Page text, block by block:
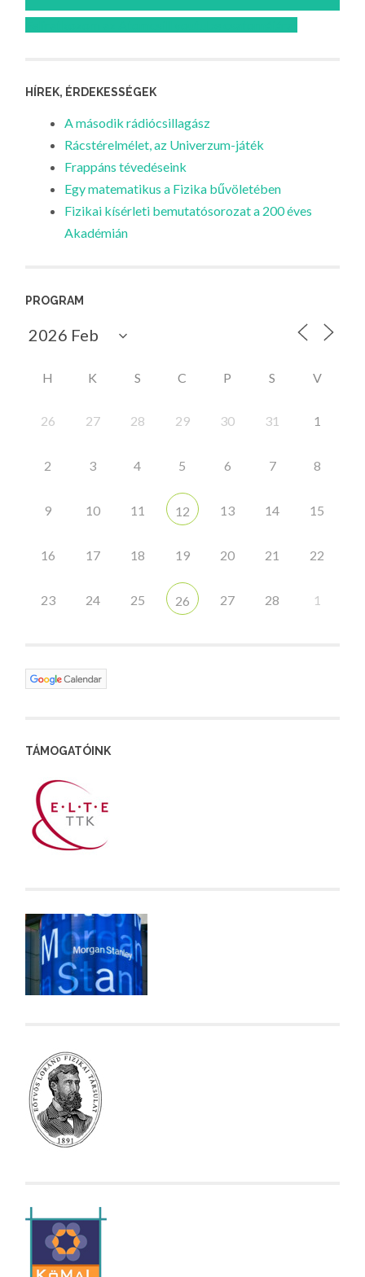
HÍREK, ÉRDEKESSÉGEK
A második rádiócsillagász
Rácstérelmélet, az Univerzum-játék
Frappáns tévedéseink
Egy matematikus a Fizika bűvöletében
Fizikai kísérleti bemutatósorozat a 200 éves
Akadémián
PROGRAM
H K S C P S V
26 27 28 29 30 31 1
2 3 4 5 6 7 8
9 10 11 12 13 14 15
16 17 18 19 20 21 22
23 24 25 26 27 28 1
TÁMOGATÓINK